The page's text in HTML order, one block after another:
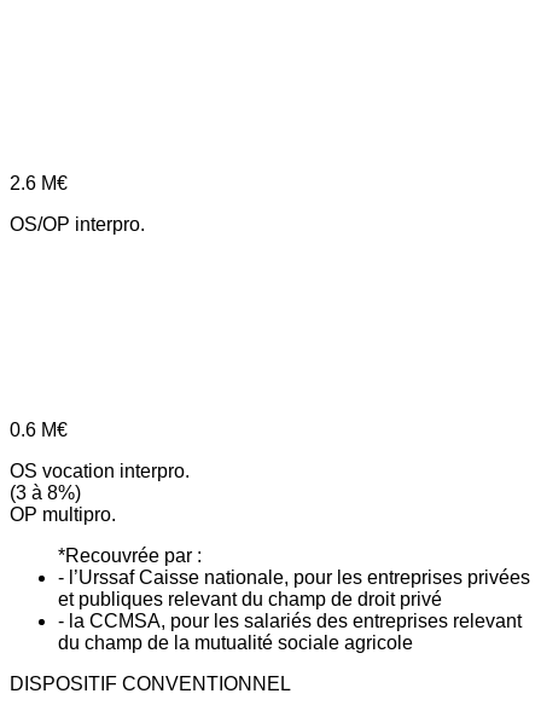
2.6 M€
OS/OP interpro.
0.6 M€
OS vocation interpro.
(3 à 8%)
OP multipro.
*Recouvrée par :
- l’Urssaf Caisse nationale, pour les entreprises privées
et publiques relevant du champ de droit privé
- la CCMSA, pour les salariés des entreprises relevant
du champ de la mutualité sociale agricole
DISPOSITIF CONVENTIONNEL